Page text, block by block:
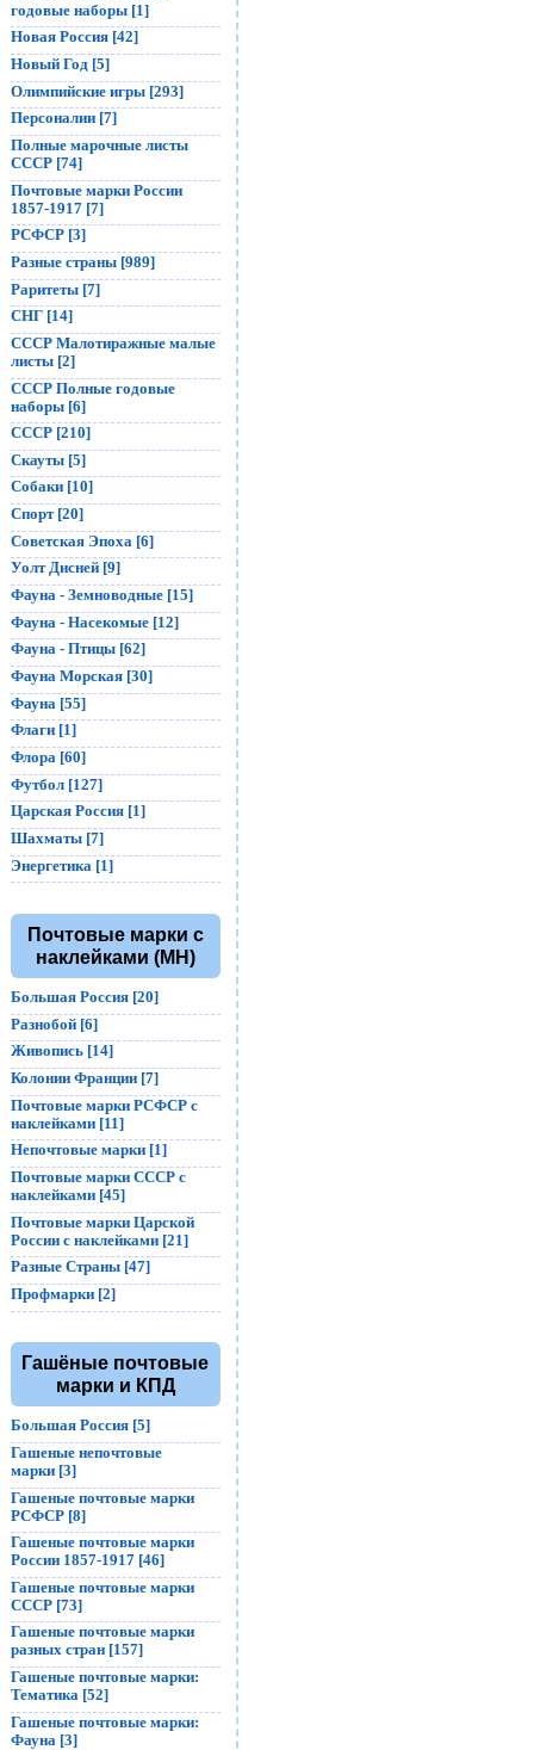
годовые наборы [1]
Новая Россия [42]
Новый Год [5]
Олимпийские игры [293]
Персоналии [7]
Полные марочные листы
СССР [74]
Почтовые марки России
1857-1917 [7]
РСФСР [3]
Разные страны [989]
Раритеты [7]
СНГ [14]
СССР Малотиражные малые
листы [2]
СССР Полные годовые
наборы [6]
СССР [210]
Скауты [5]
Собаки [10]
Спорт [20]
Советская Эпоха [6]
Уолт Дисней [9]
Фауна - Земноводные [15]
Фауна - Насекомые [12]
Фауна - Птицы [62]
Фауна Морская [30]
Фауна [55]
Флаги [1]
Флора [60]
Футбол [127]
Царская Россия [1]
Шахматы [7]
Энергетика [1]
Почтовые марки с
наклейками (MH)
Большая Россия [20]
Разнобой [6]
Живопись [14]
Колонии Франции [7]
Почтовые марки РСФСР с
наклейками [11]
Непочтовые марки [1]
Почтовые марки СССР с
наклейками [45]
Почтовые марки Царской
России с наклейками [21]
Разные Страны [47]
Профмарки [2]
Гашёные почтовые
марки и КПД
Большая Россия [5]
Гашеные непочтовые
марки [3]
Гашеные почтовые марки
РСФСР [8]
Гашеные почтовые марки
России 1857-1917 [46]
Гашеные почтовые марки
СССР [73]
Гашеные почтовые марки
разных стран [157]
Гашеные почтовые марки:
Тематика [52]
Гашеные почтовые марки:
Фауна [3]